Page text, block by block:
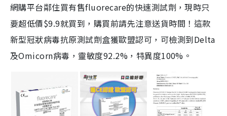
網購平台鄰住買有售fluorecare的快速測試劑，現時只
要超低價$9.9就買到，購買前請先注意送貨時間！這款
新型冠狀病毒抗原測試劑盒獲歐盟認可，可檢測到Delta
及Omicorn病毒，靈敏度92.2%，特異度100%。